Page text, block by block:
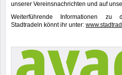
unserer Vereinsnachrichten und auf
Weiterführende Informationen zu
Stadtradeln könnt ihr unter: